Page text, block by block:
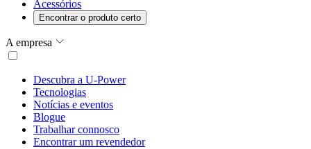
Acessórios
Encontrar o produto certo
A empresa
Descubra a U-Power
Tecnologias
Notícias e eventos
Blogue
Trabalhar connosco
Encontrar um revendedor